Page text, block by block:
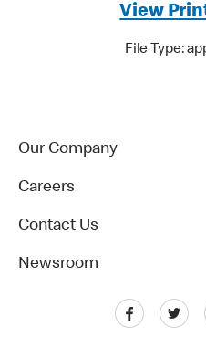
View
File Type:
Our Company
Careers
Contact Us
Newsroom